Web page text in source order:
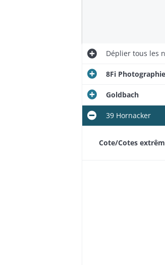
Dépliertous les
8Fi
Goldbach
39 Hornacker
Cote/Cotes